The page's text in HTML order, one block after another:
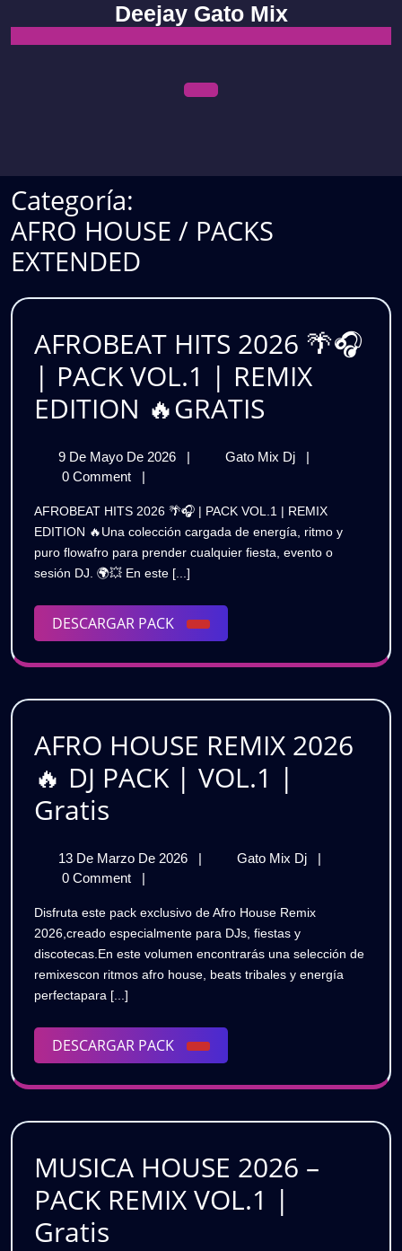
content
Deejay Gato Mix
Categoría:
AFRO HOUSE / PACKS
EXTENDED
AFROBEAT HITS 2026 🌴🎧
| PACK VOL.1 | REMIX
EDITION 🔥GRATIS
2026
🌴
🎧
|
|
REMIX
EDITION
🔥
GRATIS
9 De Mayo De 2026
De
2026
| Gato Mix Dj
AFROBEAT
🌴
🎧
|
|
0 Comment
|
AFROBEAT HITS 2026 🌴🎧 | PACK VOL.1 | REMIX
EDITION 🔥Una colección cargada de energía, ritmo y
puro flowafro para prender cualquier fiesta, evento o
sesión DJ. 🌍💥 En este [...]
DESCARGAR PACK
DESCARGAR
PACK
AFRO HOUSE REMIX 2026
🔥 DJ PACK | VOL.1 |
Gratis
REMIX
2026
🔥
DJ
PACK
|
VOL.1
|
Gratis
13 De Marzo De 2026
13
De
2026
| Gato Mix Dj
AFRO
2026
DJ
PACK
|
0 Comment
|
Disfruta este pack exclusivo de Afro House Remix
2026,creado especialmente para DJs, fiestas y
discotecas.En este volumen encontrarás una selección de
remixescon ritmos afro house, beats tribales y energía
perfectapara [...]
DESCARGAR PACK
DESCARGAR
PACK
MUSICA HOUSE 2026 –
PACK REMIX VOL.1 |
Gratis